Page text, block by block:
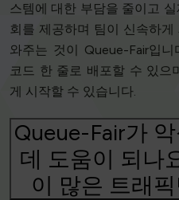
스템에 대한 부담을 줄이고
회를 제공하며 팀이 신속하
와주는 것이 Queue-Fair입
코드 한 줄로 배포할 수 있으
게 시작할 수 있습니다.
Queue-Fair가
데 도움이 되나
이 많은 트래